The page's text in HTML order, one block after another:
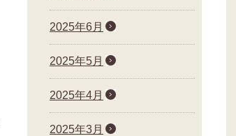
2025年6月
2025年5月
2025年4月
2025年3月